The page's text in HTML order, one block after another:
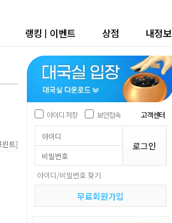
랭킹 | 이벤트 상점 내정보
린트]
아이디 저장 보안접속 고객센터
아이디/비밀번호 찾기
무료회원가입